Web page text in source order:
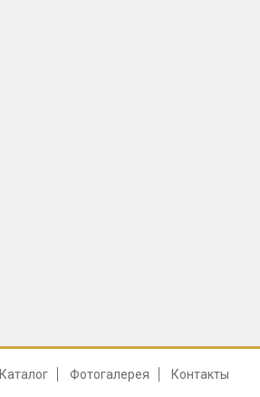
Каталог Фотогалерея Контакты